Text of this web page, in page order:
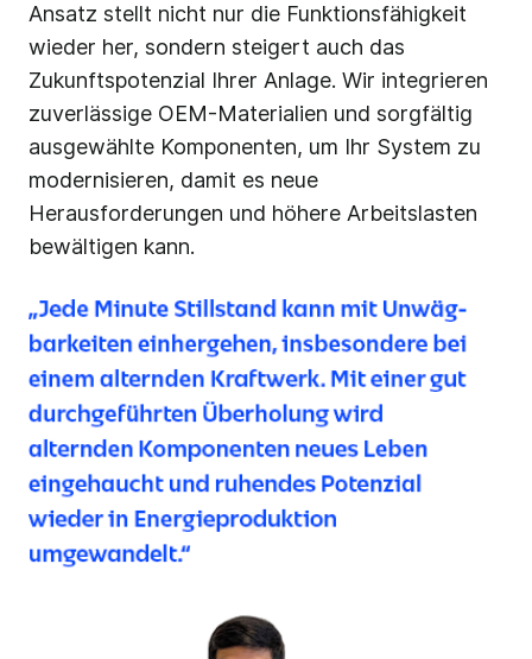
Ansatz stellt nicht nur die Funktionsfähigkeit
wieder her, sondern steigert auch das
Zukunftspotenzial Ihrer Anlage. Wir integrieren
zuverlässige OEM-Materialien und sorgfältig
ausgewählte Komponenten, um Ihr System zu
modernisieren, damit es neue
Herausforderungen und höhere Arbeitslasten
bewältigen kann.